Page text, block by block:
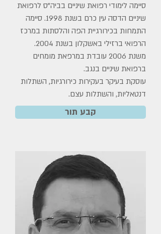
סיימה לימודי רפואת שיניים בביה"ס לרפואת
שיניים הדסה עין כרם בשנת 1998. סיימה
התמחות בכירורגיית הפה והלסתות במרכז
הרפואי ברזילי באשקלון בשנת 2004.
משנת 2006 עובדת במרפאת מומחים
ברפואת שיניים בנגב.
עוסקת בעיקר בעקירות כירורגיות, השתלות
דנטאליות, והשתלות עצם.
קבע תור